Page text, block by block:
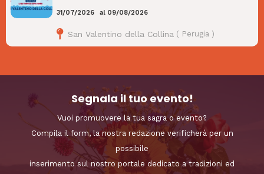
31/07/2026 al 09/08/2026
San Valentino della Collina ( Perugia)
Segnala il tuo evento!
Vuoi promuovere la tua sagra o evento?
Compila il form, la nostra redazione verificherà per un
possibile
inserimento sul nostro portale dedicato a tradizioni ed